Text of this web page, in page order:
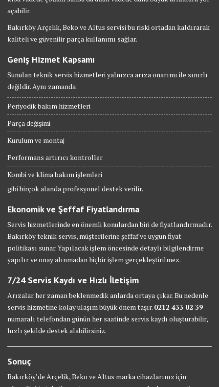
açabilir.
Bakırköy Arçelik, Beko ve Altus servisi bu riski ortadan kaldırarak
kaliteli ve güvenilir parça kullanımı sağlar.
Geniş Hizmet Kapsamı
Sunulan teknik servis hizmetleri yalnızca arıza onarımı ile sınırlı
değildir. Aynı zamanda:
Periyodik bakım hizmetleri
Parça değişimi
Kurulum ve montaj
Performans artırıcı kontroller
Kombi ve klima bakım işlemleri
gibi birçok alanda profesyonel destek verilir.
Ekonomik ve Şeffaf Fiyatlandırma
Servis hizmetlerinde en önemli konulardan biri de fiyatlandırmadır.
Bakırköy teknik servis, müşterilerine şeffaf ve uygun fiyat
politikası sunar. Yapılacak işlem öncesinde detaylı bilgilendirme
yapılır ve onay alınmadan hiçbir işlem gerçekleştirilmez.
7/24 Servis Kaydı ve Hızlı İletişim
Arızalar her zaman beklenmedik anlarda ortaya çıkar. Bu nedenle
servis hizmetine kolay ulaşım büyük önem taşır. 0212 433 02 39
numaralı telefondan günün her saatinde servis kaydı oluşturabilir,
hızlı şekilde destek alabilirsiniz.
Sonuç
Bakırköy’de Arçelik, Beko ve Altus marka cihazlarınız için